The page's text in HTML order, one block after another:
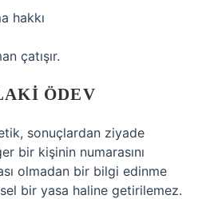
hakkı
çatışır.
ÖDEV
sonuçlardan ziyade
bir kişinin numarasını
olmadan bir bilgi edinme
bir yasa haline getirilemez.